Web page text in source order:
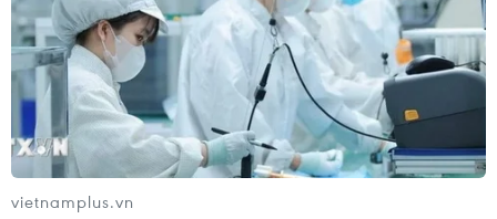
tâm vùng Tây Nguyên
04/02/2023 01:51
Cùng với nhiều quyết sách lớn từ Trung ương, thành phố
Buôn Ma Thuột đang tập trung nguồn lực để phát triển
xứng tầm là đô thị trung tâm vùng Tây Nguyên.
vietnamplus.vn